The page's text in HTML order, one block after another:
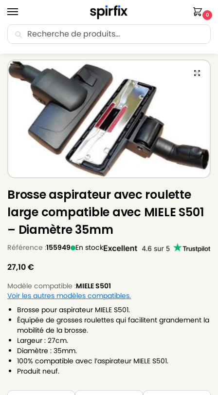
0
🚚 Livraison Point Relais offerte dès 30€ d’achat.
Brosse aspirateur avec roulette
large compatible avec MIELE S501
– Diamètre 35mm
Référence :155949 En stock
27,10€
Modèle compatible :MIELE S501
Voir les autres modèles compatibles.
Brosse pour aspirateur MIELE S501.
Équipée de grosses roulettes qui facilitent grandement la
mobilité de la brosse.
Largeur : 27cm.
Diamètre : 35mm.
100% compatible avec l’aspirateur MIELE S501.
Produit neuf.